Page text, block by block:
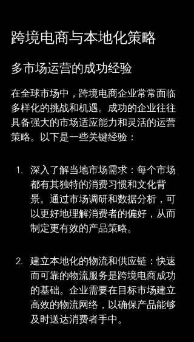
跨境电商与本地化策略
多市场运营的成功经验
在全球市场中，跨境电商企业常常面临
多样化的挑战和机遇。成功的企业往往
具备强大的市场适应能力和灵活的运营
策略。以下是一些关键经验：
深入了解当地市场需求：每个市场
都有其独特的消费习惯和文化背
景。通过市场调研和数据分析，可
以更好地理解消费者的偏好，从而
制定更有效的产品策略。
建立本地化的物流和供应链：快速
而可靠的物流服务是跨境电商成功
的基础。企业需要在目标市场建立
高效的物流网络，以确保产品能够
及时送达消费者手中。